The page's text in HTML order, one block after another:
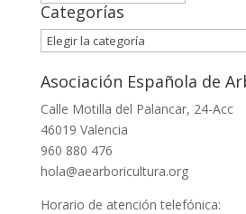
Categorías
Categorías
Asociación Española de
Calle Motilla del Palancar, 24-Acc
46019 Valencia
960 880 476
hola@aearboricultura.org
Horario de atención telefónica: